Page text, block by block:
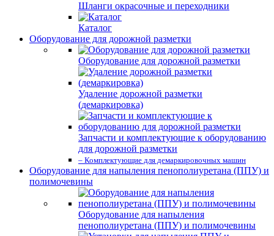
Шланги окрасочные и переходники
Каталог
Оборудование для дорожной разметки
Оборудование для дорожной разметки
Удаление дорожной разметки
(демаркировка)
Запчасти и комплектующие к оборудованию
для дорожной разметки
– Комплектующие для демаркировочных машин
Оборудование для напыления пенополиуретана (ППУ) и
полимочевины
Оборудование для напыления
пенополиуретана (ППУ) и полимочевины